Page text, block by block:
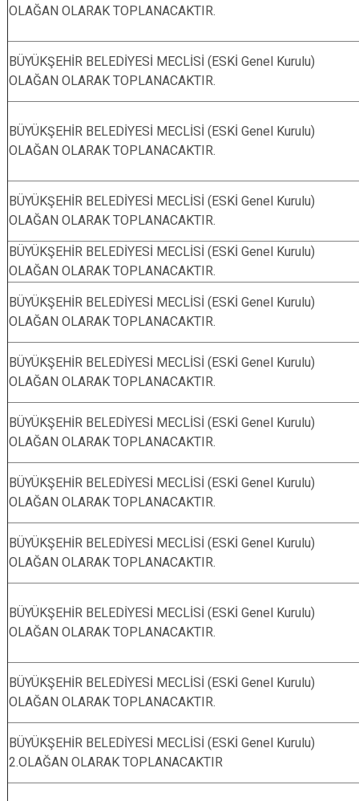
OLAĞAN OLARAK TOPLANACAKTIR.
BÜYÜKŞEHİR BELEDİYESİ MECLİSİ (ESKİ Genel Kurulu)
OLAĞAN OLARAK TOPLANACAKTIR.
BÜYÜKŞEHİR BELEDİYESİ MECLİSİ (ESKİ Genel Kurulu)
OLAĞAN OLARAK TOPLANACAKTIR.
BÜYÜKŞEHİR BELEDİYESİ MECLİSİ (ESKİ Genel Kurulu)
OLAĞAN OLARAK TOPLANACAKTIR.
BÜYÜKŞEHİR BELEDİYESİ MECLİSİ (ESKİ Genel Kurulu)
OLAĞAN OLARAK TOPLANACAKTIR.
BÜYÜKŞEHİR BELEDİYESİ MECLİSİ (ESKİ Genel Kurulu)
OLAĞAN OLARAK TOPLANACAKTIR.
BÜYÜKŞEHİR BELEDİYESİ MECLİSİ (ESKİ Genel Kurulu)
OLAĞAN OLARAK TOPLANACAKTIR.
BÜYÜKŞEHİR BELEDİYESİ MECLİSİ (ESKİ Genel Kurulu)
OLAĞAN OLARAK TOPLANACAKTIR.
BÜYÜKŞEHİR BELEDİYESİ MECLİSİ (ESKİ Genel Kurulu)
OLAĞAN OLARAK TOPLANACAKTIR.
BÜYÜKŞEHİR BELEDİYESİ MECLİSİ (ESKİ Genel Kurulu)
OLAĞAN OLARAK TOPLANACAKTIR.
BÜYÜKŞEHİR BELEDİYESİ MECLİSİ (ESKİ Genel Kurulu)
OLAĞAN OLARAK TOPLANACAKTIR.
BÜYÜKŞEHİR BELEDİYESİ MECLİSİ (ESKİ Genel Kurulu)
OLAĞAN OLARAK TOPLANACAKTIR.
BÜYÜKŞEHİR BELEDİYESİ MECLİSİ (ESKİ Genel Kurulu)
2.OLAĞAN OLARAK TOPLANACAKTIR